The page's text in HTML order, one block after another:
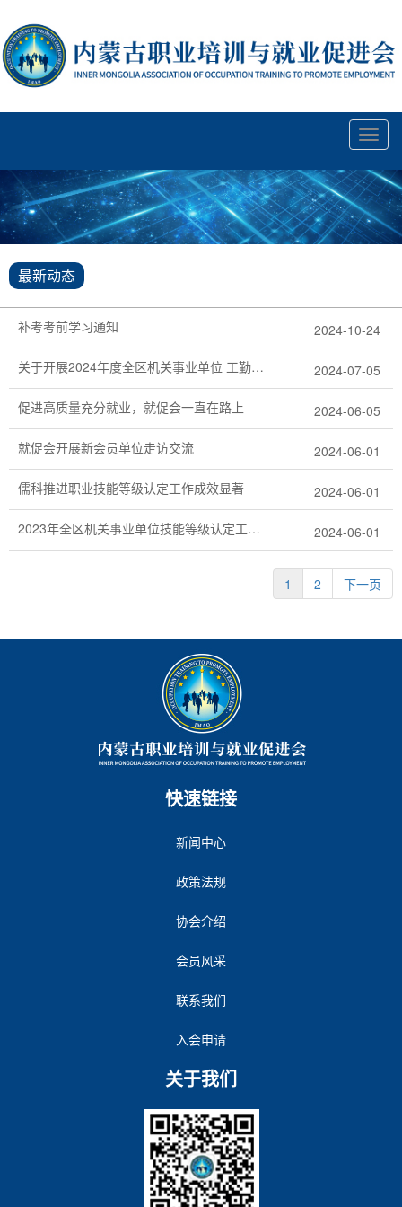
最新动态
补考考前学习通知 2024-10-24
关于开展2024年度全区机关事业单位 工勤技能人员职业技能等级认定 补考工作的通知 2024-07-05
促进高质量充分就业，就促会一直在路上 2024-06-05
就促会开展新会员单位走访交流 2024-06-01
儒科推进职业技能等级认定工作成效显著 2024-06-01
2023年全区机关事业单位技能等级认定工作圆满结束 2024-06-01
1 2 下一页
快速链接
新闻中心
政策法规
协会介绍
会员风采
联系我们
入会申请
关于我们